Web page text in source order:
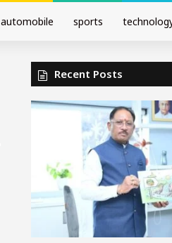
automobile sports
Recent Posts